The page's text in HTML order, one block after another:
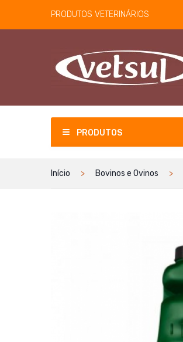
PRODUTOS VETERINÁRIOS
PRODUTOS
Início Bovinos e Ovinos